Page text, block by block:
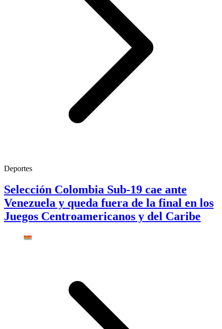
Deportes
Selección Colombia Sub-19 cae ante
Venezuela y queda fuera de la final en los
Juegos Centroamericanos y del Caribe